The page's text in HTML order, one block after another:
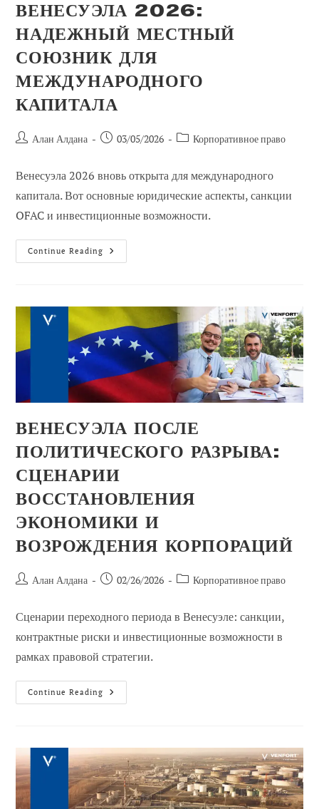
ВЕНЕСУЭЛА 2026:
НАДЕЖНЫЙ МЕСТНЫЙ
СОЮЗНИК ДЛЯ
МЕЖДУНАРОДНОГО
КАПИТАЛА
АвторАлан Алдана
Сообщение
03/05/2026
Категория
Корпоративное право
Венесуэла 2026 вновь открыта для международного
капитала. Вот основные юридические аспекты, санкции
OFAC и инвестиционные возможности.
Continue Reading Венесуэла
2026:
Международного
Капитала
ВЕНЕСУЭЛА ПОСЛЕ
ПОЛИТИЧЕСКОГО РАЗРЫВА:
СЦЕНАРИИ
ВОССТАНОВЛЕНИЯ
ЭКОНОМИКИ И
ВОЗРОЖДЕНИЯ КОРПОРАЦИЙ
АвторАлан Алдана
Сообщение
02/26/2026
Категория
Корпоративное право
Сценарии переходного периода в Венесуэле: санкции,
контрактные риски и инвестиционные возможности в
рамках правовой стратегии.
Continue Reading Венесуэла
После
Экономики
И
Возрождения
Корпораций